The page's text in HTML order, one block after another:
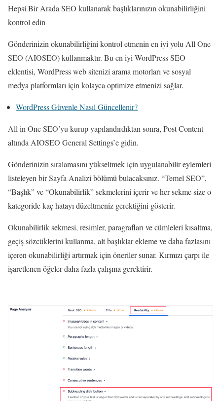
Hepsi Bir Arada SEO kullanarak başlıklarınızın okunabilirliğini
kontrol edin
Gönderinizin okunabilirliğini kontrol etmenin en iyi yolu All One
SEO (AIOSEO) kullanmaktır. Bu en iyi WordPress SEO
eklentisi, WordPress web sitenizi arama motorları ve sosyal
medya platformları için kolayca optimize etmenizi sağlar.
WordPress Güvenle Nasıl Güncellenir?
All in One SEO’yu kurup yapılandırdıktan sonra, Post Content
altında AIOSEO General Settings’e gidin.
Gönderinizin sıralamasını yükseltmek için uygulanabilir eylemleri
listeleyen bir Sayfa Analizi bölümü bulacaksınız. “Temel SEO”,
“Başlık” ve “Okunabilirlik” sekmelerini içerir ve her sekme size o
kategoride kaç hatayı düzeltmeniz gerektiğini gösterir.
Okunabilirlik sekmesi, resimler, paragrafları ve cümleleri kısaltma,
geçiş sözcüklerini kullanma, alt başlıklar ekleme ve daha fazlasını
içeren okunabilirliği artırmak için öneriler sunar. Kırmızı çarpı ile
işaretlenen öğeler daha fazla çalışma gerektirir.